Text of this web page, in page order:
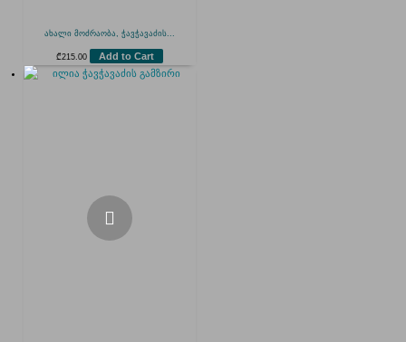
ახალი მოძრაობა, ჭავჭავაძის...
₾215.00 Add to Cart